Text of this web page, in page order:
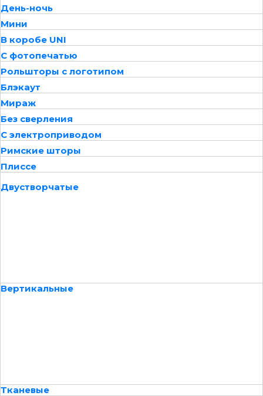
День-ночь
Мини
В коробе UNI
С фотопечатью
Рольшторы с логотипом
Блэкаут
Мираж
Без сверления
С электроприводом
Римские шторы
Плиссе
Двустворчатые
Вертикальные
Тканевые